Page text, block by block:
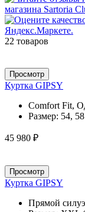
22 товаров
Просмотр
Куртка GIPSY
Comfort Fit,
Размер: 54, 58
45 980 ₽
Просмотр
Куртка GIPSY
Прямой